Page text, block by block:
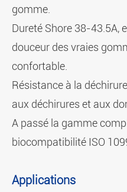
gomme.
Dureté Shore 38-43.5A,
douceur des vraies
confortable.
Résistance à la
aux déchirures et aux
A passé la gamme
biocompatibilité ISO
Applications